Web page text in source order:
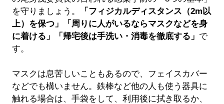
を守りましょう。
「フィジカルディスタンス（2m以
上）を保つ」「周りに人がいるならマスクなどを身
に着ける」「帰宅後は手洗い・消毒を徹底する」 で
す。
マスクは息苦しいこともあるので、フェイスカバー
などでも構いません。鉄棒など他の人も使う器具に
触れる場合は、手袋をして、利用後に拭き取るか、